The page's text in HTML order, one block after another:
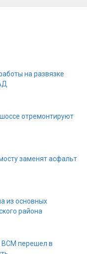
на развязке
отремонтируют
заменят асфальт
из основных
района
ВСМ перешел в